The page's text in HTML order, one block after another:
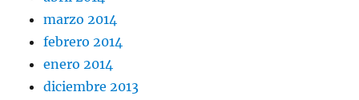
marzo 2014
febrero 2014
enero 2014
diciembre 2013